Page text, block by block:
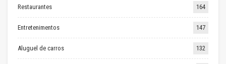
Restaurantes 164
Entretenimentos 147
Aluguel de carros 132